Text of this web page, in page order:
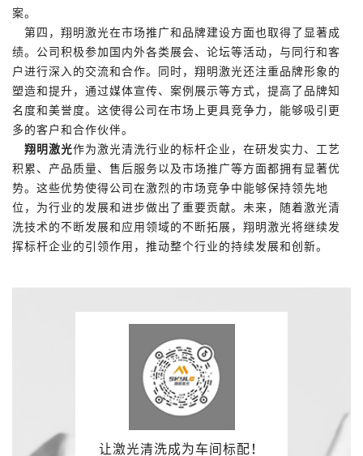
案。
第四，翔明激光在市场推广和品牌建设方面也取得了显著成
绩。公司积极参加国内外各类展会、论坛等活动，与同行和客
户进行深入的交流和合作。同时，翔明激光还注重品牌形象的
塑造和提升，通过媒体宣传、案例展示等方式，提高了品牌知
名度和美誉度。这使得公司在市场上更具竞争力，能够吸引更
多的客户和合作伙伴。
翔明激光作为激光清洗行业的标杆企业，在研发实力、工艺
积累、产品质量、售后服务以及市场推广等方面都拥有显著优
势。这些优势使得公司在激烈的市场竞争中能够保持领先地
位，为行业的发展和进步做出了重要贡献。未来，随着激光清
洗技术的不断发展和应用领域的不断拓展，翔明激光将继续发
挥标杆企业的引领作用，推动整个行业的持续发展和创新。
让激光清洗成为车间标配！